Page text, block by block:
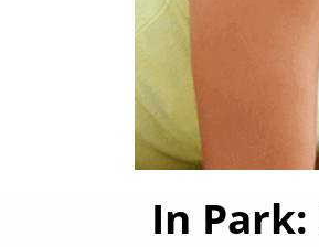
In